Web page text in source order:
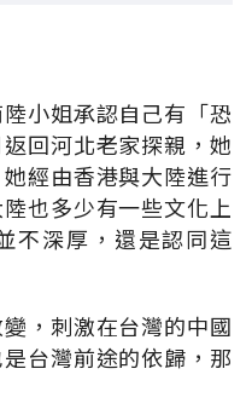
小姐承認自己有「恐
回河北老家探親，她
經由香港與大陸進行
也多少有一些文化上
不深厚，還是認同這
，刺激在台灣的中國
台灣前途的依歸，那